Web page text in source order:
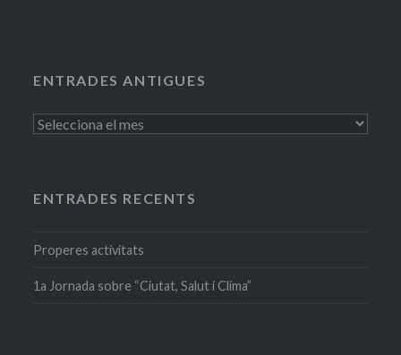
ENTRADES ANTIGUES
Entrades
ENTRADES RECENTS
Properes activitats
1a Jornada sobre “Ciutat, Salut i Clima”